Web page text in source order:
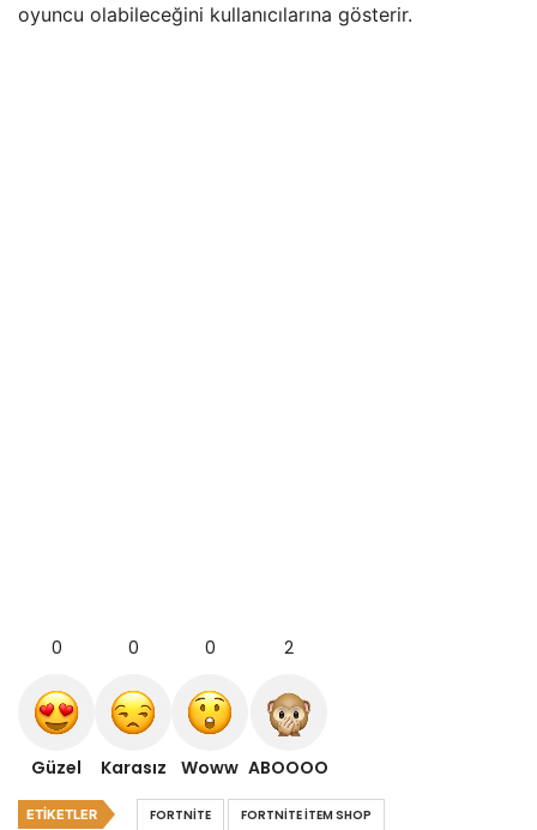
oyuncu olabileceğini kullanıcılarına gösterir.
0
Güzel
0
Karasız
0
Woww
2
ABOOOO
ETIKETLER FORTNITE
FORTNITE ITEM SHOP